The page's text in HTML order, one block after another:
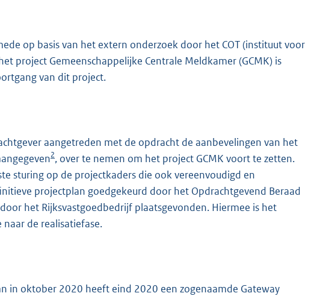
op basis van het extern onderzoek door het COT (instituut voor
project Gemeenschappelijke Centrale Meldkamer (GCMK) is
van dit project.
aangetreden met de opdracht de aanbevelingen van het
2, over te nemen om het project GCMK voort te zetten.
sturing op de projectkaders die ook vereenvoudigd en
projectplan goedgekeurd door het Opdrachtgevend Beraad
het Rijksvastgoedbedrijf plaatsgevonden. Hiermee is het
naar de realisatiefase.
in oktober 2020 heeft eind 2020 een zogenaamde Gateway